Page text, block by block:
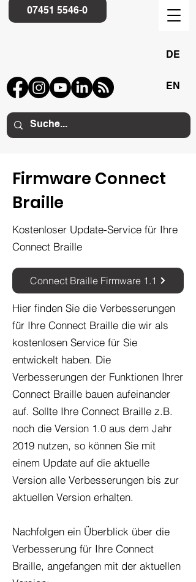
07451 5546-0
DE
EN
Firmware Connect
Braille
Kostenloser Update-Service für Ihre
Connect Braille
Connect Braille Firmware 1.1
Hier finden Sie die Verbesserungen
für Ihre Connect Braille die wir als
kostenlosen Service für Sie
entwickelt haben. Die
Verbesserungen der Funktionen Ihrer
Connect Braille bauen aufeinander
auf. Sollte Ihre Connect Braille z.B.
noch die Version 1.0 aus dem Jahr
2019 nutzen, so können Sie mit
einem Update auf die aktuelle
Version alle Verbesserungen bis zur
aktuellen Version erhalten.
Nachfolgen ein Überblick über die
Verbesserung für Ihre Connect
Braille, angefangen mit der aktuellen